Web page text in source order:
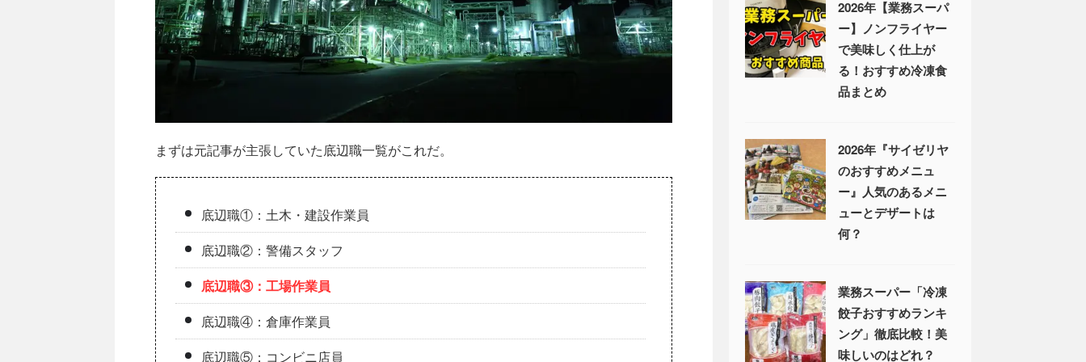
まずは元記事が主張していた底辺職一覧がこれだ。
底辺職①：土木・建設作業員
底辺職②：警備スタッフ
底辺職③：工場作業員
底辺職④：倉庫作業員
底辺職⑤：コンビニ店員
2026年【業務スーパ
ー】ノンフライヤー
で美味しく仕上が
る！おすすめ冷凍食
品まとめ
2026年『サイゼリヤ
のおすすめメニュ
ー』人気のあるメニ
ューとデザートは
何？
業務スーパー「冷凍
餃子おすすめランキ
ング」徹底比較！美
味しいのはどれ？